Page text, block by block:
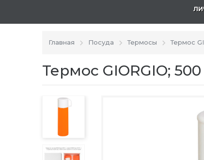
Главная Посуда Термосы Термос
Термос GIORGIO;